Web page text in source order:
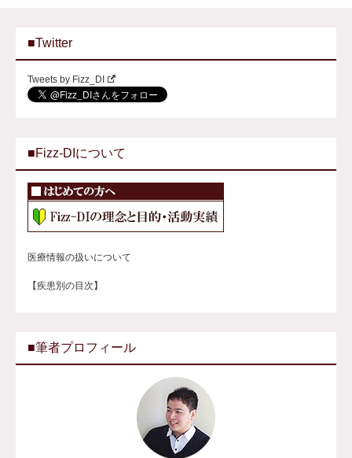
■Twitter
Tweets by Fizz_DI
■Fizz-DIについて
医療情報の扱いについて
【疾患別の目次】
■筆者プロフィール